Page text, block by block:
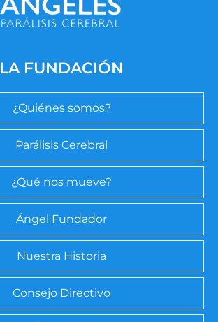
LA FUNDACIÓN
¿Quiénes somos?
Parálisis Cerebral
¿Qué nos mueve?
Ángel Fundador
Nuestra Historia
Consejo Directivo